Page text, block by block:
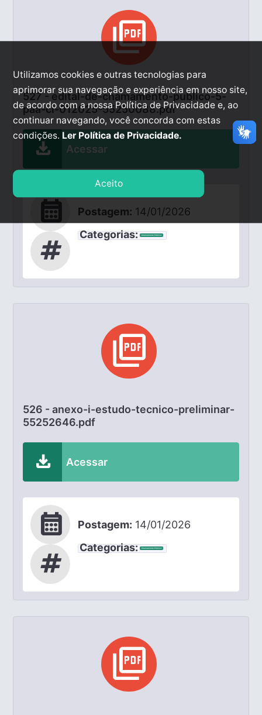
picture_as_pdf
527 - edital-de-chamamento-publico-5-
paa-ci-012025-55250088.pdf
download Acessar
calendar_month Postagem: 14/01/2026
tag
Categorias: Chamamento Público
picture_as_pdf
526 - anexo-i-estudo-tecnico-preliminar-
55252646.pdf
download Acessar
calendar_month Postagem: 14/01/2026
tag
Categorias: Chamamento Público
picture_as_pdf
Utilizamos cookies e outras tecnologias para
aprimorar sua navegação e experiência em nosso site,
de acordo com a nossa Política de Privacidade e, ao
continuar navegando, você concorda com estas
condições. Ler Política de Privacidade.
Aceito